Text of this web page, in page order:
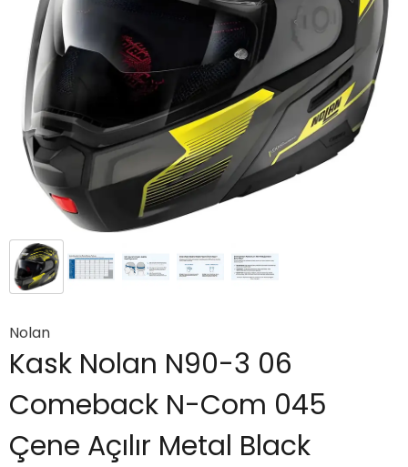
Nolan
Kask Nolan N90-3 06
Comeback N-Com 045
Çene Açılır Metal Black